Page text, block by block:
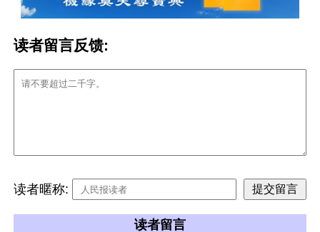
读者留言反馈:
读者暱称:
读者留言